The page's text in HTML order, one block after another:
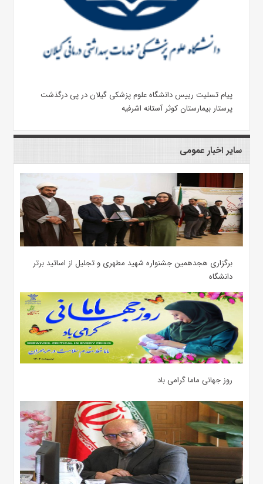
پیام تسلیت رییس دانشگاه علوم پزشکی گیلان در پی درگذشت
پرستار بیمارستان کوثر آستانه اشرفیه
سایر اخبار عمومی
برگزاری هجدهمین جشنواره شهید مطهری و تجلیل از اساتید برتر
دانشگاه
روز جهانی ماما گرامی باد